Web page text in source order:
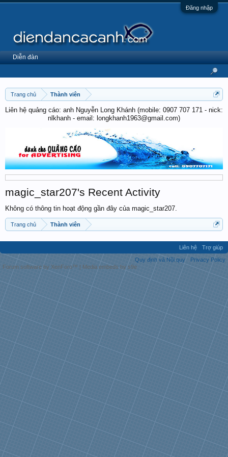
Đăng nhập
Trang chủ Thành viên
Liên hệ quảng cáo: anh Nguyễn Long Khánh (mobile: 0907 707 171 - nick:
nlkhanh - email: longkhanh1963@gmail.com)
magic_star207's Recent Activity
Không có thông tin hoạt động gần đây của magic_star207.
Trang chủ Thành viên
Diễn đàn
Liên hệ
Trợ giúp
Quy định và Nội quy
Privacy Policy
Forum software by XenForo™ | Media embeds by s9e